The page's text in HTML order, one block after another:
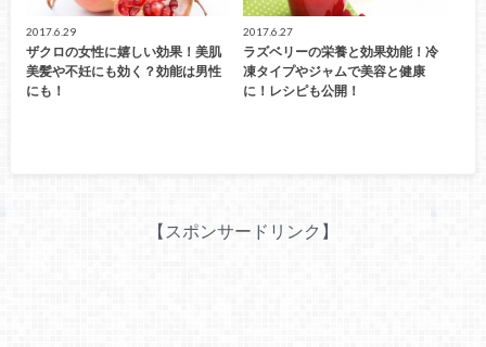
2017.6.29
ザクロの女性に嬉しい効果！美肌
美髪や不妊にも効く？効能は男性
にも！
2017.6.27
ラズベリーの栄養と効果効能！冷
凍タイプやジャムで美容と健康
に！レシピも公開！
【スポンサードリンク】